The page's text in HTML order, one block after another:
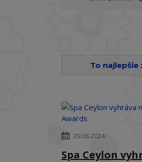
To najlepšie
29.06.2024
Spa Ceylon